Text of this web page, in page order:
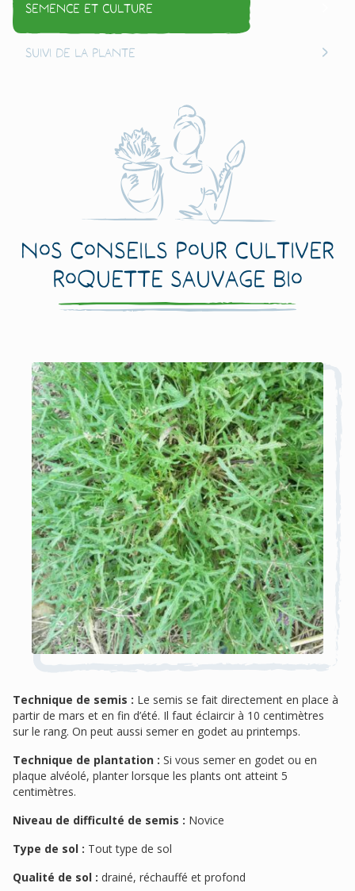
Semence et culture
Suivi de la plante
Nos conseils pour cultiver
Roquette sauvage Bio
Technique de semis : Le semis se fait directement en place à
partir de mars et en fin d’été. Il faut éclaircir à 10 centimètres
sur le rang. On peut aussi semer en godet au printemps.
Technique de plantation : Si vous semer en godet ou en
plaque alvéolé, planter lorsque les plants ont atteint 5
centimètres.
Niveau de difficulté de semis : Novice
Type de sol : Tout type de sol
Qualité de sol : drainé, réchauffé et profond